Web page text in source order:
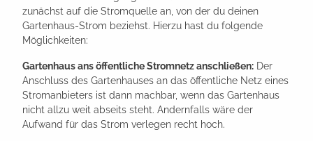
zunächst auf die Stromquelle an, von der du deinen
Gartenhaus-Strom beziehst. Hierzu hast du folgende
Möglichkeiten:
Gartenhaus ans öffentliche Stromnetz anschließen: Der
Anschluss des Gartenhauses an das öffentliche Netz eines
Stromanbieters ist dann machbar, wenn das Gartenhaus
nicht allzu weit abseits steht. Andernfalls wäre der
Aufwand für das Strom verlegen recht hoch.